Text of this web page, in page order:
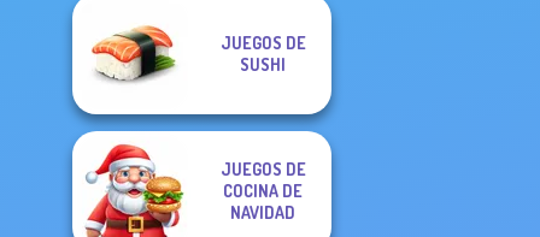
JUEGOS DE
SUSHI
JUEGOS DE
COCINA DE
NAVIDAD